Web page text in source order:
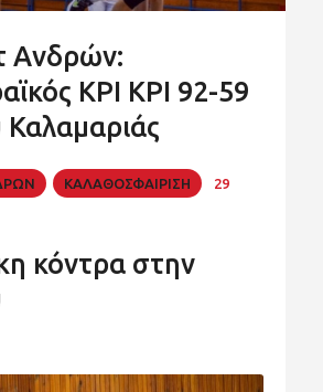
Ανδρών:
ΚΡΙ ΚΡΙ 92-59
ΚΑΛΑΘΟΣΦΑΙΡΙΣΗ
29
κόντρα στην